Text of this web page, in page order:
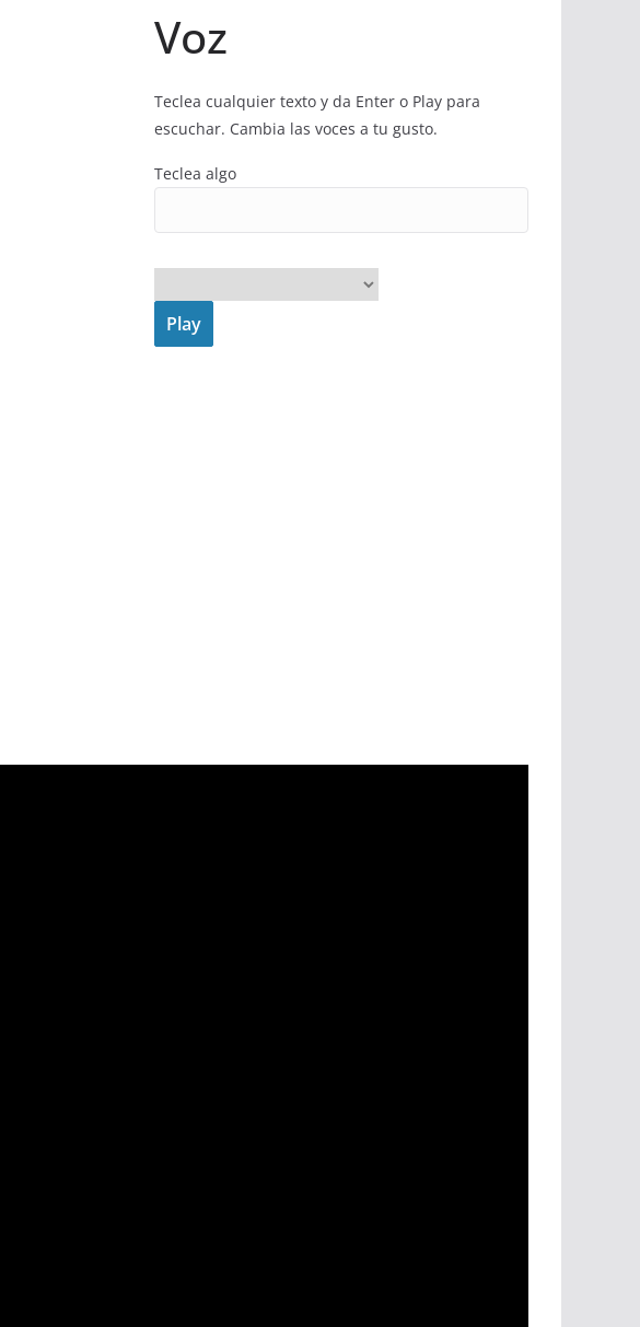
Voz
Teclea cualquier texto y da Enter o Play para
escuchar. Cambia las voces a tu gusto.
Teclea algo
Play